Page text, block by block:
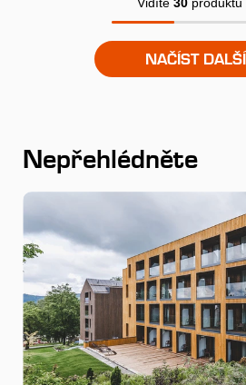
NAČÍST
Nepřehlédněte